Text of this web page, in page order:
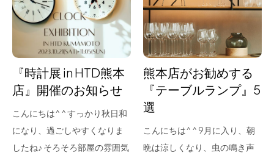
『時計展 in HTD熊本
店』開催のお知らせ
こんにちは^ ^ すっかり秋日和
になり、過ごしやすくなりま
したね♪ そろそろ部屋の雰囲気
熊本店がお勧めする
『テーブルランプ』5
選
こんにちは^ ^ 9月に入り、朝
晩は涼しくなり、虫の鳴き声